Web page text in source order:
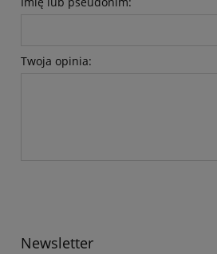
Twoja opinia:
Newsletter